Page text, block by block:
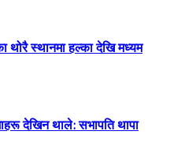
थोरै स्थानमा हल्का देखि मध्यम
देखिन थाले: सभापति थापा